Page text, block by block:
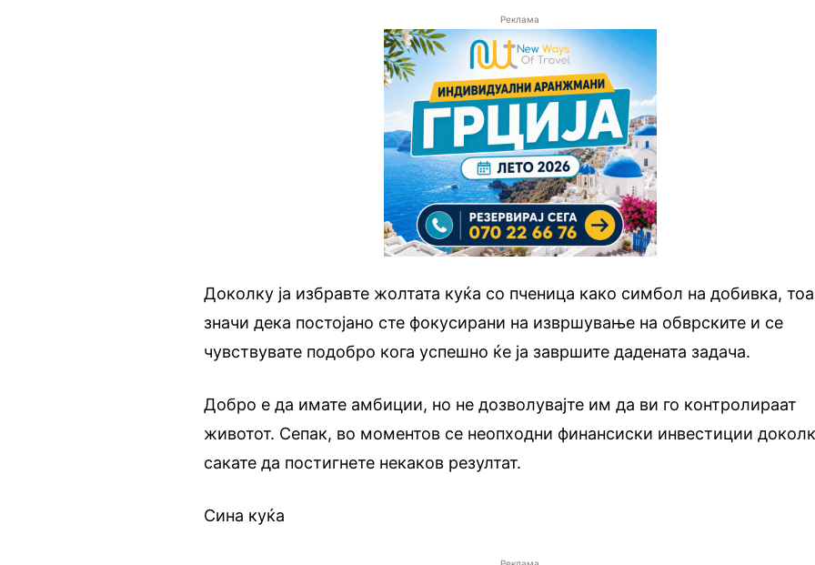
Реклама
Доколку ја избравте жолтата куќа со пченица како симбол на добивка, тоа
значи дека постојано сте фокусирани на извршување на обврските и се
чувствувате подобро кога успешно ќе ја завршите дадената задача.
Добро е да имате амбиции, но не дозволувајте им да ви го контролираат
животот. Сепак, во моментов се неопходни финансиски инвестиции
сакате да постигнете некаков резултат.
Сина куќа
Реклама